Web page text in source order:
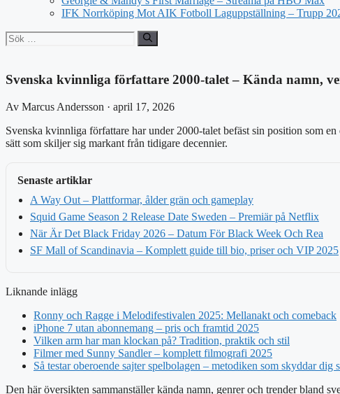
IFK Norrköping Mot AIK Fotboll Laguppställning – Trupp
Sök
efter:
Svenska kvinnliga författare 2000-talet – Kända namn,
Av Marcus Andersson · april 17, 2026
Svenska kvinnliga författare har under 2000-talet befäst sin position som en
sätt som skiljer sig markant från tidigare decennier.
Senaste artiklar
A Way Out – Plattformar, ålder grän och gameplay
Squid Game Season 2 Release Date Sweden – Premiär på Netflix
När Är Det Black Friday 2026 – Datum För Black Week Och Rea
SF Mall of Scandinavia – Komplett guide till bio, priser och VIP 2025
Liknande inlägg
Ronny och Ragge i Melodifestivalen 2025: Mellanakt och comeback
iPhone 7 utan abonnemang – pris och framtid 2025
Vilken arm har man klockan på? Tradition, praktik och stil
Filmer med Sunny Sandler – komplett filmografi 2025
Så testar oberoende sajter spelbolagen – metodiken som skyddar dig
Den här översikten sammanställer kända namn, genrer och trender bland